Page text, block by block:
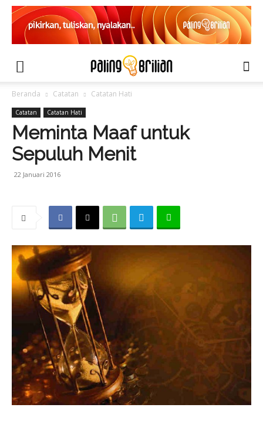
Beranda Catatan Catatan Hati
Catatan Catatan Hati
Meminta Maaf untuk
Sepuluh Menit
22 Januari 2016